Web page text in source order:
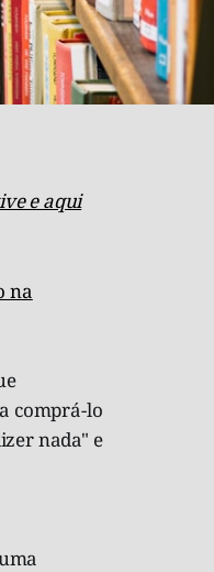
e aqui
na
comprá-lo
nada" e